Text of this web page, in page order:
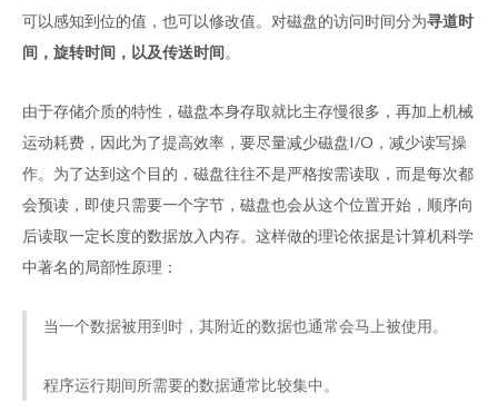
可以感知到位的值，也可以修改值。对磁盘的访问时间分为寻道时
间，旋转时间，以及传送时间。
由于存储介质的特性，磁盘本身存取就比主存慢很多，再加上机械
运动耗费，因此为了提高效率，要尽量减少磁盘I/O，减少读写操
作。为了达到这个目的，磁盘往往不是严格按需读取，而是每次都
会预读，即使只需要一个字节，磁盘也会从这个位置开始，顺序向
后读取一定长度的数据放入内存。这样做的理论依据是计算机科学
中著名的局部性原理：
当一个数据被用到时，其附近的数据也通常会马上被使用。
程序运行期间所需要的数据通常比较集中。